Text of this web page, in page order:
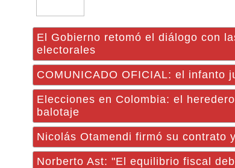
El Gobierno retomó el diálogo con
electorales
COMUNICADO OFICIAL: el infanto
Elecciones en Colombia: el
balotaje
Nicolás Otamendi firmó su contrato
Norberto Ast: "El equilibrio fiscal